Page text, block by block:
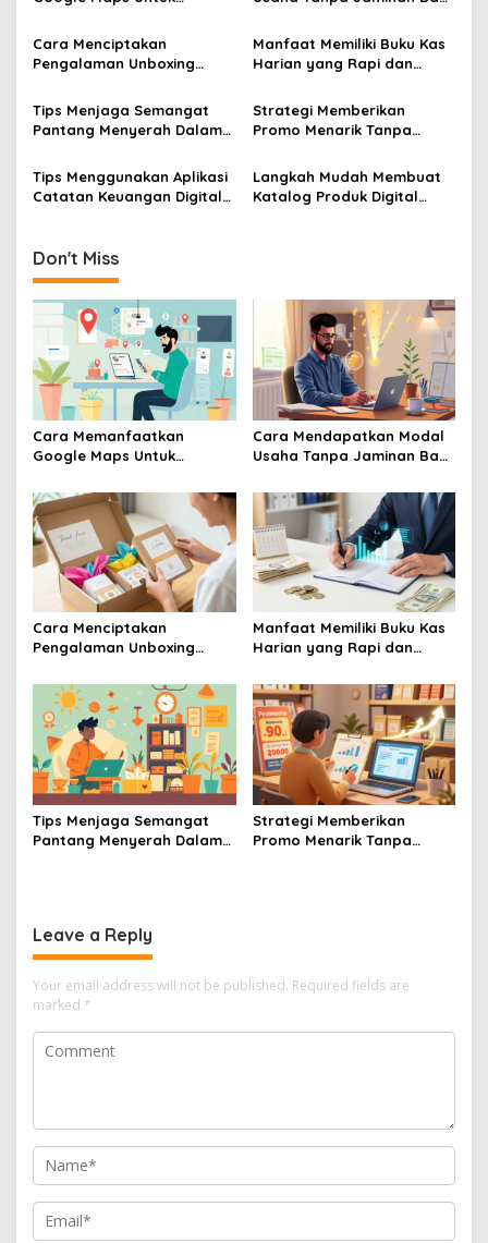
Toko UMKM
Banget
Cara Menciptakan
Pengalaman Unboxing
Pembeli Online Produk
UMKM
Manfaat Memiliki Buku Kas
Harian yang Rapi dan
Tips Menjaga Semangat
Pantang Menyerah Dalam
Skala Mikro
Strategi Memberikan
Promo Menarik Tanpa
Mengalami Kerugian
Tips Menggunakan Aplikasi
Catatan Keuangan Digital
Langkah Mudah Membuat
Katalog Produk Digital
Don't Miss
Cara Memanfaatkan
Google Maps Untuk
Toko UMKM
Cara Mendapatkan Modal
Usaha Tanpa Jaminan Bagi
Banget
Cara Menciptakan
Pengalaman Unboxing
Pembeli Online Produk
UMKM
Manfaat Memiliki Buku Kas
Harian yang Rapi dan
Tips Menjaga Semangat
Pantang Menyerah Dalam
Strategi Memberikan
Promo Menarik Tanpa
Leave a Reply
Your email address will not be published. Required fields are
marked *